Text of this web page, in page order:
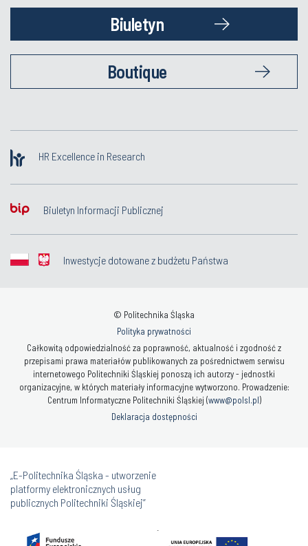
Biuletyn
Boutique
HR Excellence in Research
Biuletyn Informacji Publicznej
Inwestycje dotowane z budżetu Państwa
© Politechnika Śląska
Polityka prywatności
Całkowitą odpowiedzialność za poprawność, aktualność i zgodność z
przepisami prawa materiałów publikowanych za pośrednictwem serwisu
internetowego Politechniki Śląskiej ponoszą ich autorzy - jednostki
organizacyjne, w których materiały informacyjne wytworzono. Prowadzenie:
Centrum Informatyczne Politechniki Śląskiej (www@polsl.pl)
Deklaracja dostępności
„E-Politechnika Śląska - utworzenie
platformy elektronicznych usług
publicznych Politechniki Śląskiej”